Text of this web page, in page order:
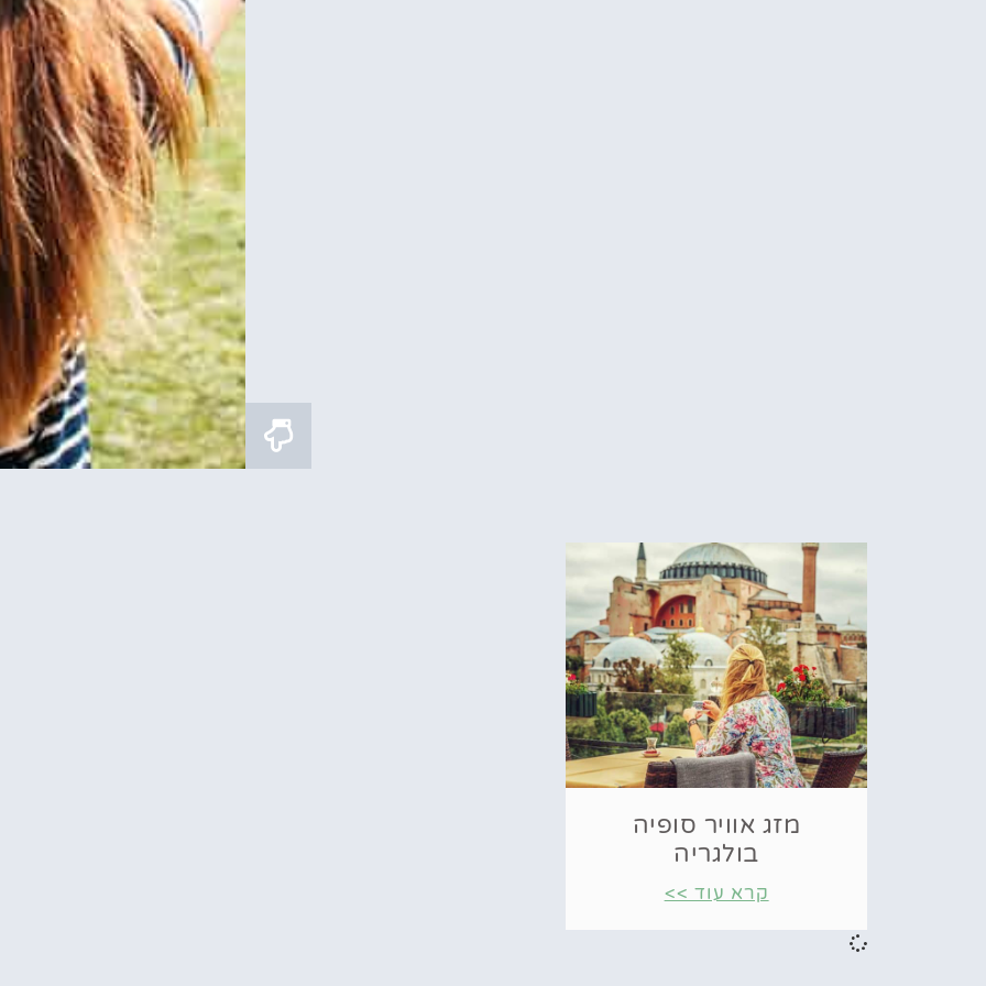
מזג אוויר סופיה
בולגריה
קרא עוד >>